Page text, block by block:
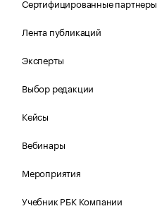
Сертифицированные партнеры
Лента публикаций
Эксперты
Выбор редакции
Кейсы
Вебинары
Мероприятия
Учебник РБК Компании